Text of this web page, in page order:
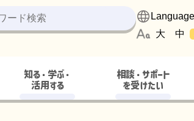
大 中
知る・学ぶ・
活用する
相談・サポート
を受けたい